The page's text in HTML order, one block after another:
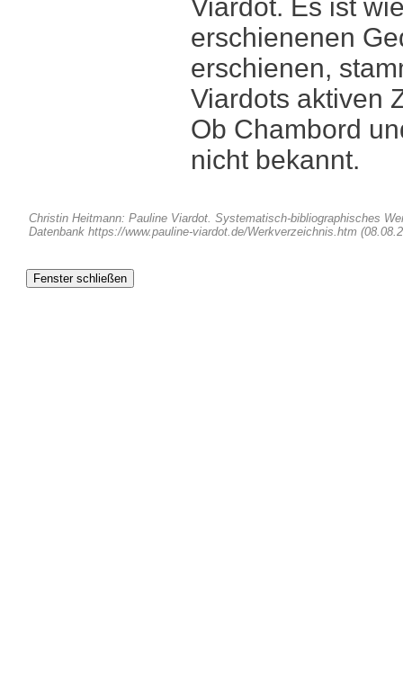
Viardot. Es ist
erschienenen
erschienen,
Viardots aktiven
Ob Chambord
nicht bekannt.
Christin Heitmann: Pauline Viardot. Systematisch-bibliographisches
Datenbank https://www.pauline-viardot.de/Werkverzeichnis.htm